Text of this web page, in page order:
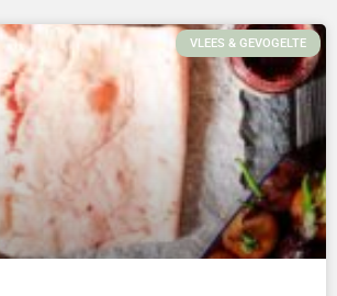
VLEES & GEVOGELTE